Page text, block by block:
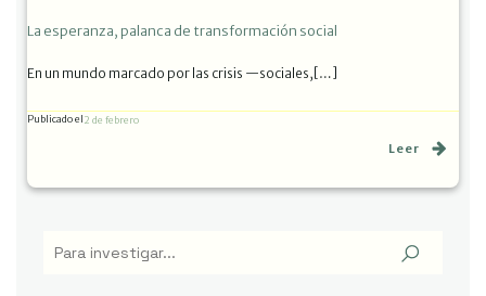
La esperanza, palanca de transformación social
En un mundo marcado por las crisis —sociales,[…]
Publicado el2 de febrero
Leer